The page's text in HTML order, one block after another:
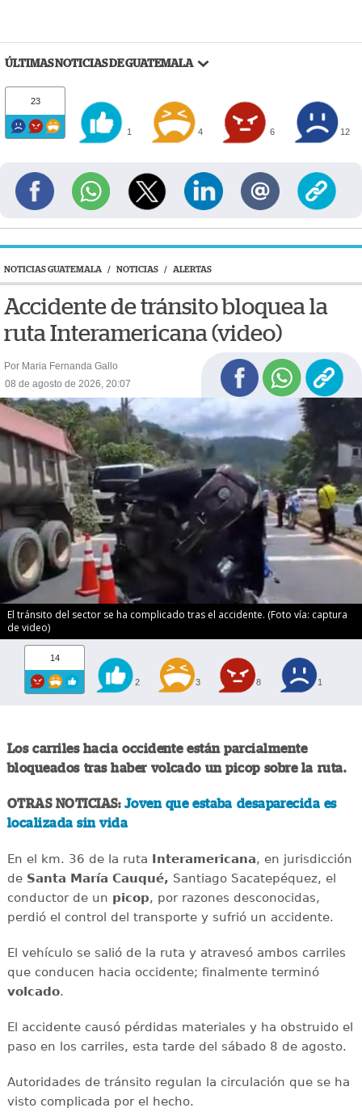
ÚLTIMAS NOTICIAS DE GUATEMALA
23
1 4 6 12
NOTICIAS GUATEMALA / NOTICIAS / ALERTAS
Accidente de tránsito bloquea la
ruta Interamericana (video)
Por Maria Fernanda Gallo
08 de agosto de 2026, 20:07
El tránsito del sector se ha complicado tras el accidente. (Foto vía: captura
de video)
14
2 3 8 1
Los carriles hacia occidente están parcialmente
bloqueados tras haber volcado un picop sobre la ruta.
OTRAS NOTICIAS:Joven que estaba desaparecida es
localizada sin vida
En el km. 36 de la ruta Interamericana, en jurisdicción
de Santa María Cauqué, Santiago Sacatepéquez, el
conductor de un picop, por razones desconocidas,
perdió el control del transporte y sufrió un accidente.
El vehículo se salió de la ruta y atravesó ambos carriles
que conducen hacia occidente; finalmente terminó
volcado.
El accidente causó pérdidas materiales y ha obstruido el
paso en los carriles, esta tarde del sábado 8 de agosto.
Autoridades de tránsito regulan la circulación que se ha
visto complicada por el hecho.